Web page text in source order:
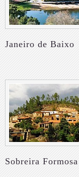
Janeiro de Baixo
Sobreira Formosa